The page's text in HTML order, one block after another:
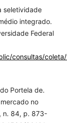
seletividade
integrado.
Federal
consultas/
Portela de.
no
n. 84, p. 873-